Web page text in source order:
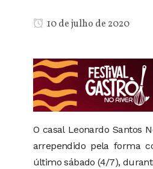
10 de julho de 2020
O casal Leonardo Santos
arrependido pela forma
último sábado (4/7),